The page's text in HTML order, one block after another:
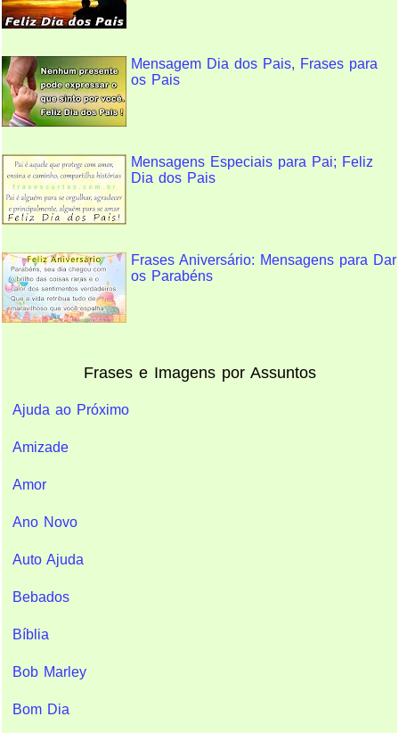
Mensagem Dia dos Pais, Frases para
os Pais
Mensagens Especiais para Pai; Feliz
Dia dos Pais
Frases Aniversário: Mensagens para Dar
os Parabéns
Frases e Imagens por Assuntos
Ajuda ao Próximo
Amizade
Amor
Ano Novo
Auto Ajuda
Bebados
Bíblia
Bob Marley
Bom Dia